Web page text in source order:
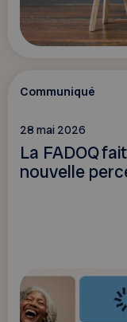
Communiqué
28 mai 2026
La FADOQ
nouvelle